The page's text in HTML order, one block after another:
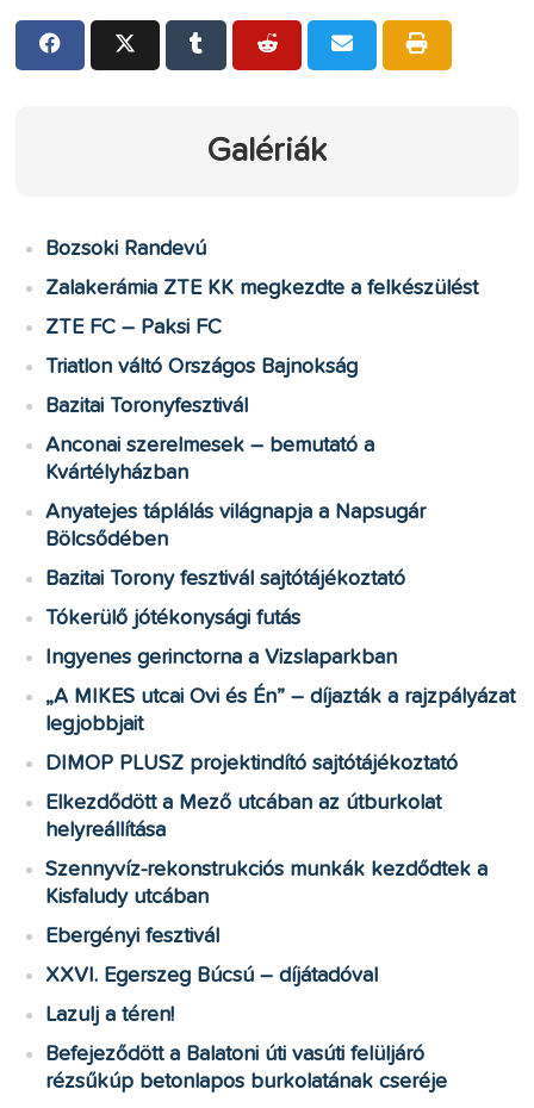
Galériák
Bozsoki Randevú
Zalakerámia ZTE KK megkezdte a felkészülést
ZTE FC – Paksi FC
Triatlon váltó Országos Bajnokság
Bazitai Toronyfesztivál
Anconai szerelmesek – bemutató a
Kvártélyházban
Anyatejes táplálás világnapja a Napsugár
Bölcsődében
Bazitai Torony fesztivál sajtótájékoztató
Tókerülő jótékonysági futás
Ingyenes gerinctorna a Vizslaparkban
„A MIKES utcai Ovi és Én” – díjazták a rajzpályázat
legjobbjait
DIMOP PLUSZ projektindító sajtótájékoztató
Elkezdődött a Mező utcában az útburkolat
helyreállítása
Szennyvíz-rekonstrukciós munkák kezdődtek a
Kisfaludy utcában
Ebergényi fesztivál
XXVI. Egerszeg Búcsú – díjátadóval
Lazulj a téren!
Befejeződött a Balatoni úti vasúti felüljáró
rézsűkúp betonlapos burkolatának cseréje